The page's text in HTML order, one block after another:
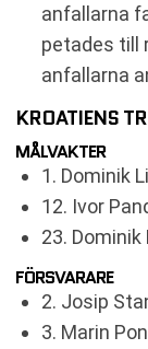
anfallarna
petades till
anfallarna
KROATIENS
MÅLVAKTER
1. Dominik
12. Ivor
23. Dominik
FÖRSVARARE
2. Josip
3. Marin